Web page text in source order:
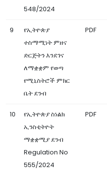
548/2024
9
የኢትዮጵያ
ተስማሚነት ምዘና
ድርጅትን እንደገና
ለማቋቋም የወጣ
የሚኒስትሮች ምክር
ቤት ደንብ
PDF
10
የኢትዮጵያ ስነልክ
ኢንስቲትዮት
ማቋቋሚያ ደንብ
Regulation No
555/2024
PDF